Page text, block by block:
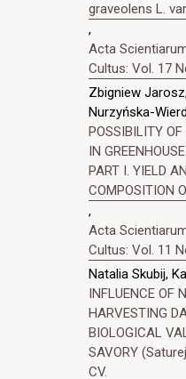
graveolens L.
,
Acta
Cultus: Vol. 17
Zbigniew
Nurzyńska-
POSSIBILITY OF
IN
PART I. YIELD
COMPOSITION
,
Acta
Cultus: Vol. 11
Natalia Skubij,
INFLUENCE OF
HARVESTING
BIOLOGICAL
SAVORY
CV.